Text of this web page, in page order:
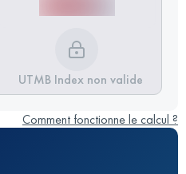
UTMB Index non valide
Comment fonctionne le calcul ?